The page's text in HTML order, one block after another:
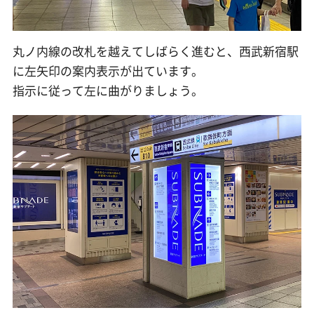
丸ノ内線の改札を越えてしばらく進むと、西武新宿駅
に左矢印の案内表示が出ています。
指示に従って左に曲がりましょう。